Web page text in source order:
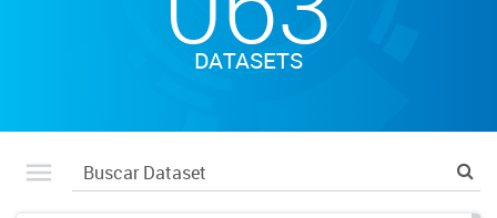
DATASETS